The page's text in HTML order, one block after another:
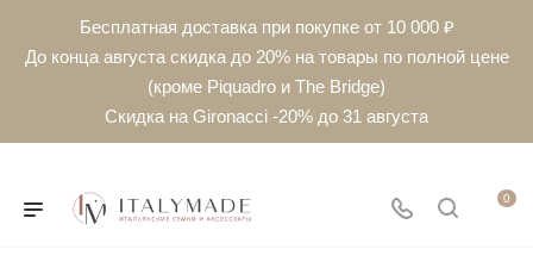
Бесплатная доставка при покупке от 10 000 ₽
До конца августа скидка до 20% на товары по полной цене
(кроме Piquadro и The Bridge)
Скидка на Gironacci -20% до 31 августа
0